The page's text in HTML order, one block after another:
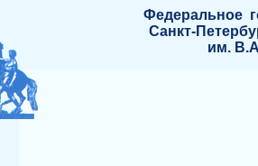
Федеральное
Санкт-
им.